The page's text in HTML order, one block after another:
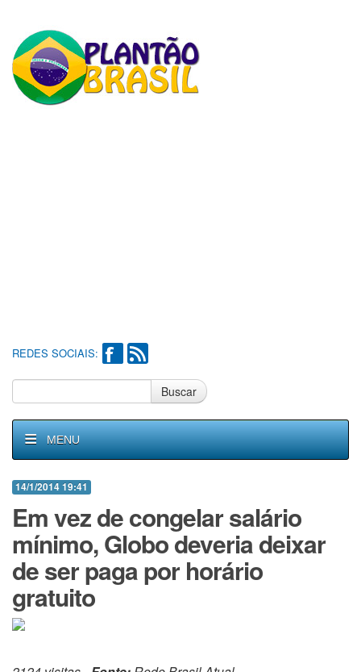
REDES SOCIAIS:
Buscar
MENU
14/1/2014 19:41
Em vez de congelar salário
mínimo, Globo deveria deixar
de ser paga por horário
gratuito